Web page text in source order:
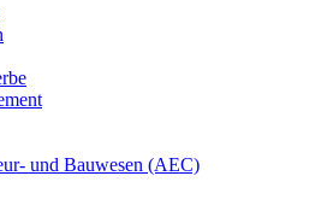
und Bauwesen (AEC)